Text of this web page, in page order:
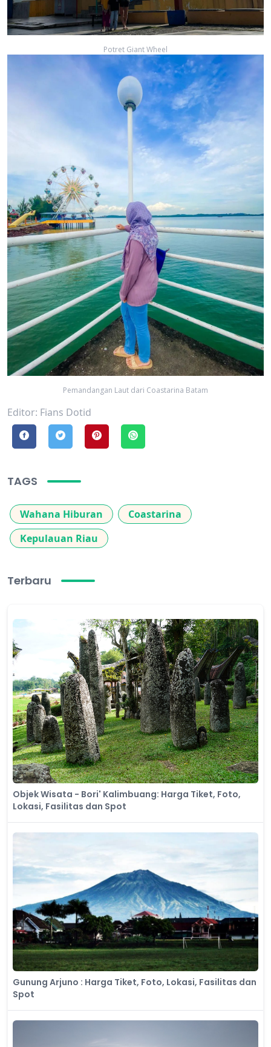
Potret Giant Wheel
Pemandangan Laut dari Coastarina Batam
Editor: Fians Dotid
TAGS
Wahana Hiburan
Coastarina
Kepulauan Riau
Terbaru
Objek Wisata - Bori' Kalimbuang: Harga Tiket, Foto,
Lokasi, Fasilitas dan Spot
Gunung Arjuno : Harga Tiket, Foto, Lokasi, Fasilitas dan
Spot